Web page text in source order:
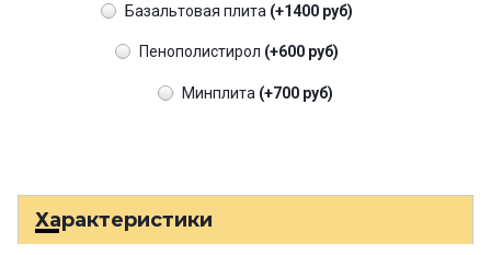
Базальтовая плита (+1400 руб)
Пенополистирол (+600 руб)
Минплита (+700 руб)
Характеристики